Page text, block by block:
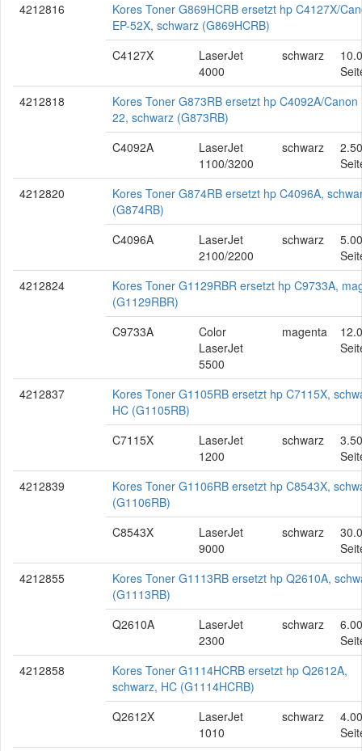
4212816
Kores Toner G869HCRB ersetzt hp C4127X/
EP-52X, schwarz (G869HCRB)
C4127X
LaserJet
4000
schwarz
4212818
Kores Toner G873RB ersetzt hp C4092A/Canon
22, schwarz (G873RB)
C4092A
LaserJet
1100/3200
schwarz
4212820
Kores Toner G874RB ersetzt hp C4096A,
(G874RB)
C4096A
LaserJet
2100/2200
schwarz
4212824
Kores Toner G1129RBR ersetzt hp C9733A,
(G1129RBR)
C9733A
Color
LaserJet
5500
magenta
4212837
Kores Toner G1105RB ersetzt hp C7115X,
HC (G1105RB)
C7115X
LaserJet
1200
schwarz
4212839
Kores Toner G1106RB ersetzt hp C8543X,
(G1106RB)
C8543X
LaserJet
9000
schwarz
4212855
Kores Toner G1113RB ersetzt hp Q2610A,
(G1113RB)
Q2610A
LaserJet
2300
schwarz
4212858
Kores Toner G1114HCRB ersetzt hp Q2612A,
schwarz, HC (G1114HCRB)
Q2612X
LaserJet
1010
schwarz